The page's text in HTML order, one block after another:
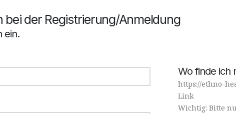
bei der Registrierung/Anmeldung
ein.
Wo finde ich
https://ethno-
Link
Wichtig: Bitte